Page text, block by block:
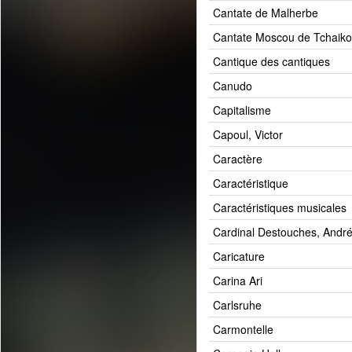
Cantate de Malherbe
Cantate Moscou de
Cantique des cantiques
Canudo
Capitalisme
Capoul, Victor
Caractère
Caractéristique
Caractéristiques musicales
Cardinal Destouches, André
Caricature
Carina Ari
Carlsruhe
Carmontelle